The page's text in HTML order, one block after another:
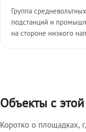
Группа
подстанций и
на стороне низкого
Объекты с
Коротко о площадках,